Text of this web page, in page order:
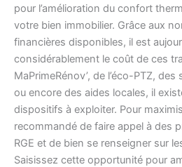
pour l’amélioration du confort
votre bien immobilier. Grâce aux
financières disponibles, il est
considérablement le coût de ces
MaPrimeRénov’, de l’éco-PTZ, des
ou encore des aides locales, il
dispositifs à exploiter. Pour
recommandé de faire appel à des
RGE et de bien se renseigner sur
Saisissez cette opportunité pour